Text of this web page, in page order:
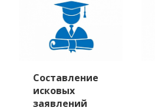
Составление
исковых
заявлений